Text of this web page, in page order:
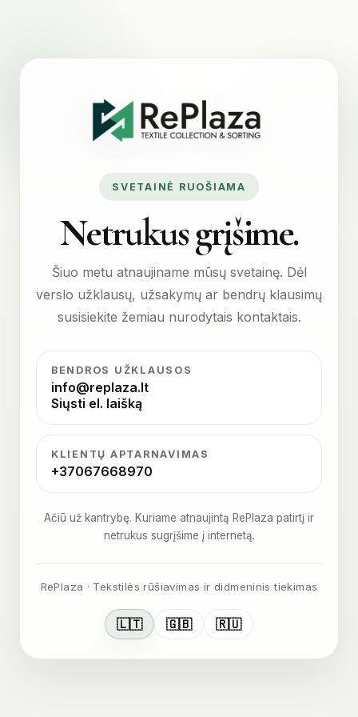
SVETAINĖ RUOŠIAMA
Netrukus grįšime.
Šiuo metu atnaujiname mūsų svetainę. Dėl
verslo užklausų, užsakymų ar bendrų klausimų
susisiekite žemiau nurodytais kontaktais.
BENDROS UŽKLAUSOS
info@replaza.lt
Siųsti el. laišką
KLIENTŲ APTARNAVIMAS
+37067668970
Ačiū už kantrybę. Kuriame atnaujintą RePlaza patirtį ir
netrukus sugrįšime į internetą.
RePlaza · Tekstilės rūšiavimas ir didmeninis tiekimas
🇱🇹 🇬🇧 🇷🇺